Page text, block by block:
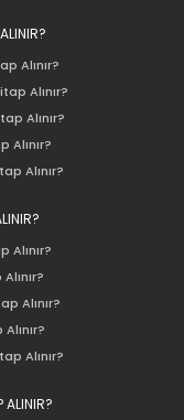
Alınır?
Alınır?
Alınır?
Alınır?
Alınır?
Alınır?
Alınır?
Alınır?
ALINIR?